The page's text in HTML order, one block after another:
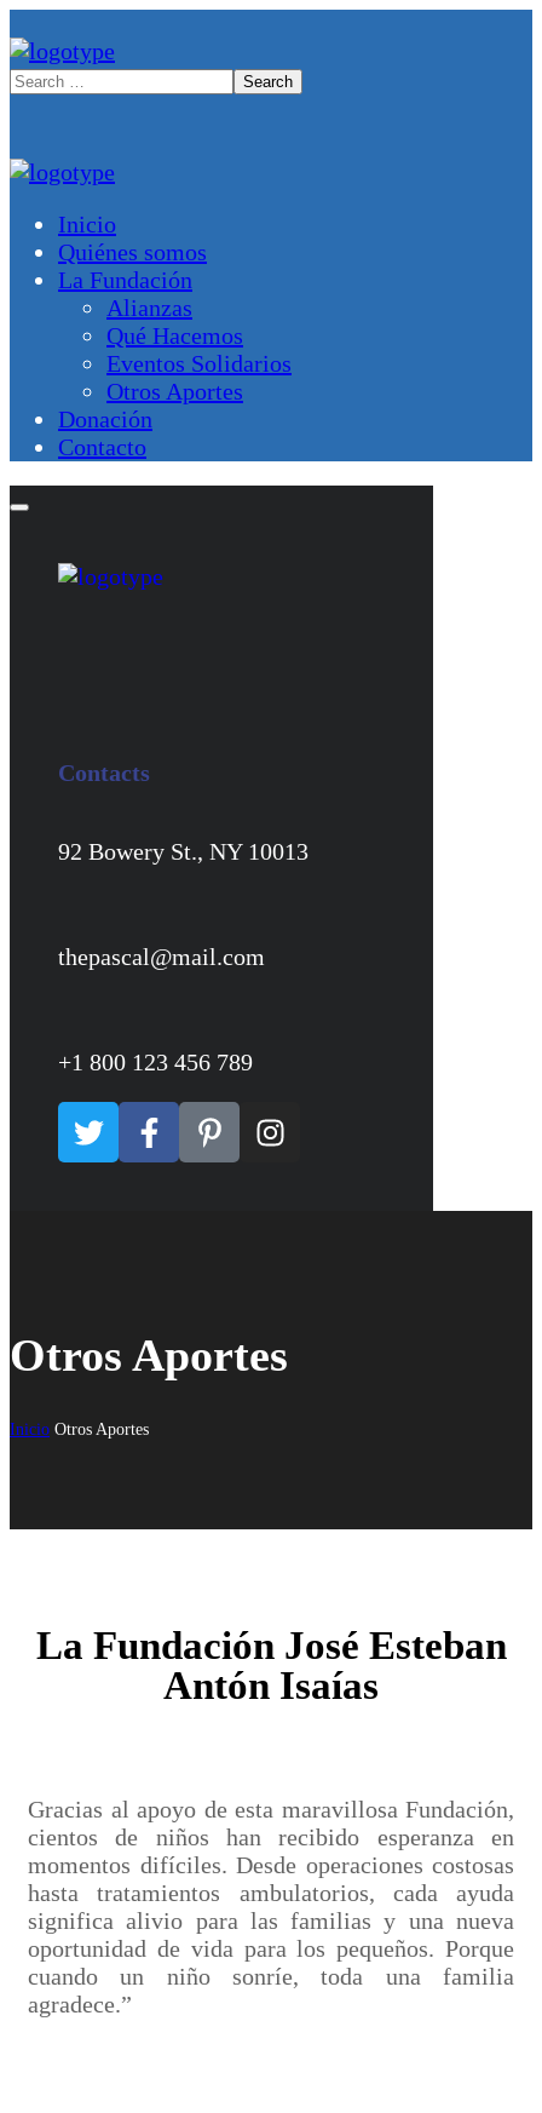
Inicio
Quiénes somos
La Fundación
Alianzas
Qué Hacemos
Eventos Solidarios
Otros Aportes
Donación
Contacto
Contacts
92 Bowery St., NY 10013
thepascal@mail.com
+1 800 123 456 789
Otros Aportes
Inicio Otros Aportes
La Fundación José Esteban
Antón Isaías
Gracias al apoyo de esta maravillosa Fundación,
cientos de niños han recibido esperanza en
momentos difíciles. Desde operaciones costosas
hasta tratamientos ambulatorios, cada ayuda
significa alivio para las familias y una nueva
oportunidad de vida para los pequeños. Porque
cuando un niño sonríe, toda una familia
agradece.”